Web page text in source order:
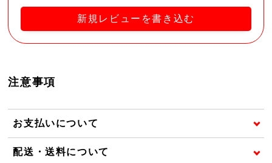
新規レビューを書き込む
注意事項
お支払いについて
配送・送料について